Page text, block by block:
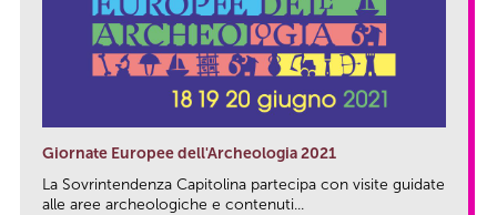
Giornate Europee dell'Archeologia 2021
La Sovrintendenza Capitolina partecipa con visite guidate
alle aree archeologiche e contenuti...